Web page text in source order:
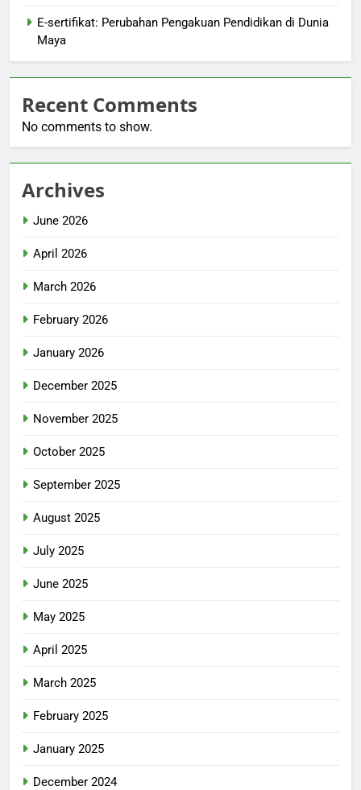
E-sertifikat: Perubahan Pengakuan Pendidikan di Dunia
Maya
Recent Comments
No comments to show.
Archives
June 2026
April 2026
March 2026
February 2026
January 2026
December 2025
November 2025
October 2025
September 2025
August 2025
July 2025
June 2025
May 2025
April 2025
March 2025
February 2025
January 2025
December 2024